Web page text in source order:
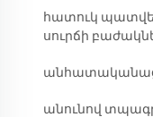
հատուկ
սուրճի
անունով